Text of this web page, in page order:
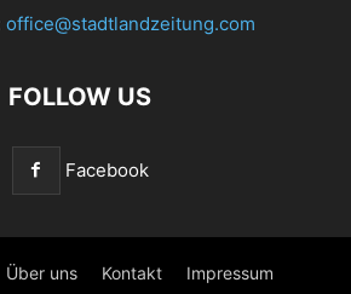
office@stadtlandzeitung.com
FOLLOW US
Facebook
Über uns Kontakt Impressum